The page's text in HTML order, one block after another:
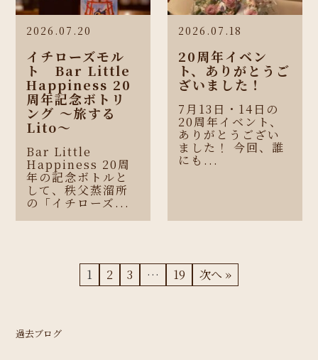
2026.07.20
イチローズモル
ト Bar Little
Happiness 20
周年記念ボトリ
ング 〜旅する
Lito〜
Bar Little
Happiness 20周
年の記念ボトルと
して、秩父蒸溜所
の「イチローズ...
2026.07.18
20周年イベン
ト、ありがとうご
ざいました！
7月13日・14日の
20周年イベント、
ありがとうござい
ました！ 今回、誰
にも...
1 2 3 … 19 次へ »
過去ブログ